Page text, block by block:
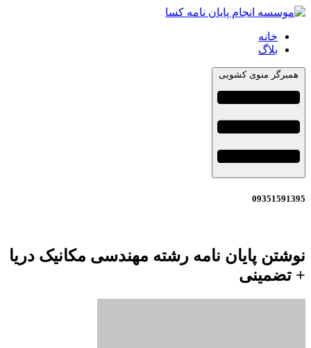
خانه
بلاگ
همبرگر منوی کشویی
09351591395
نوشتن پایان نامه رشته مهندسی مکانیک دریا
+ تضمینی